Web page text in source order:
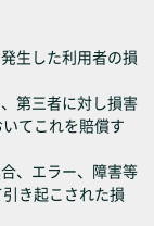
生した利用者の損
第三者に対し損害
てこれを賠償す
、エラー、障害等
き起こされた損